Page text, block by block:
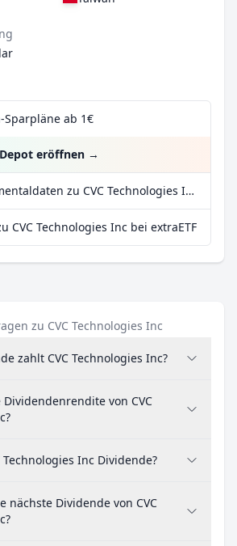
Sparpläne ab 1€
eröffnen →
Mehr Fundamentaldaten zu CVC Technologies Inc bei Parqet
CVC Technologies Inc bei extraETF
zu CVC Technologies Inc
zahlt CVC Technologies Inc?
von CVC
Technologies Inc Dividende?
nächste Dividende von CVC